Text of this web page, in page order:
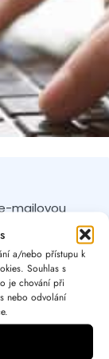
a/nebo přístupu k
Souhlas s
je chování při
nebo odvolání
mailovou
e-mail*